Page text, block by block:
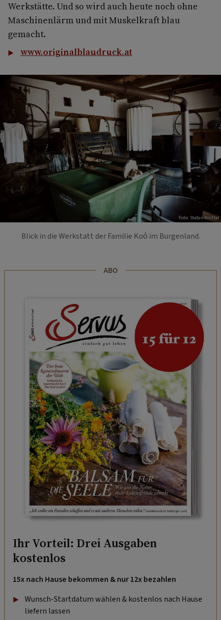
Werkstätte. Und so wird auch heute noch ohne
Maschinenlärm und mit Muskelkraft blau
gemacht.
www.originalblaudruck.at
Foto: Stefan Knittel
Blick in die Werkstatt der Familie Koó im Burgenland.
ABO
Ihr Vorteil: Drei Ausgaben
kostenlos
15x nach Hause bekommen & nur 12x bezahlen
Wunsch-Startdatum wählen & kostenlos nach Hause
liefern lassen